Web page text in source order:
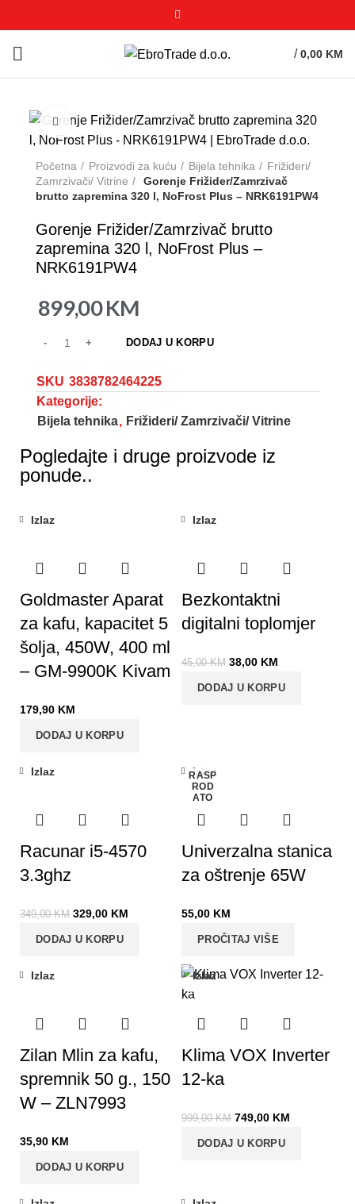
/ 0,00 KM
Click to enlarge
Početna Proizvodi za kuću Bijela tehnika
Frižideri/
Zamrzivači/ Vitrine
Gorenje Frižider/Zamrzivač
brutto zapremina 320 l, NoFrost Plus – NRK6191PW4
Gorenje Frižider/Zamrzivač brutto
zapremina 320 l, NoFrost Plus –
NRK6191PW4
899,00KM
DODAJ U KORPU
SKU 3838782464225
Kategorije:
Bijela tehnika, Frižideri/ Zamrzivači/ Vitrine
Pogledajte i druge proizvode iz
ponude..
Izlaz
Goldmaster Aparat
za kafu, kapacitet 5
šolja, 450W, 400 ml
– GM-9900K Kivam
179,90 KM
DODAJ U KORPU
Izlaz
Bezkontaktni
digitalni toplomjer
45,00KM 38,00 KM
DODAJ U KORPU
Izlaz
Racunar i5-4570
3.3ghz
349,00KM 329,00 KM
DODAJ U KORPU
RASP
ROD
ATO
Izlaz
Univerzalna stanica
za oštrenje 65W
55,00 KM
PROČITAJ VIŠE
Izlaz
Zilan Mlin za kafu,
spremnik 50 g., 150
W – ZLN7993
35,90 KM
DODAJ U KORPU
-25%
Izlaz
Klima VOX Inverter
12-ka
999,00KM 749,00 KM
DODAJ U KORPU